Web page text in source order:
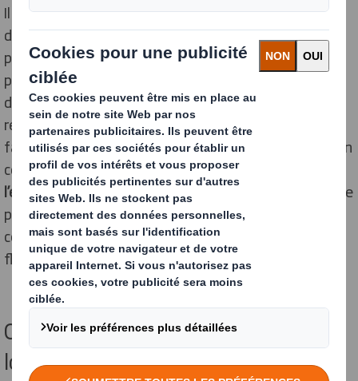
Il existe plusieurs niveaux d’emballages dans la chaîne
d’approvisionnement. Chaque couche contribue à
préserver la qualité des produits.L’emballage primaire
protège directement le contenu, comme c’est le cas
d’un paquet de gâteaux.L’emballage secondaire
regrouper plusieurs UVC, ou unités de vente, pour
faciliter les manutentions, comme c’est le cas du carton
contenant plusieurs paquets de gâteaux. Enfin,
l’emballage tertiairesert à conditionner un ensemble de
produits pour faciliter le transport et le stockage,
comme c’est le cas d’une palette ou d’un emballage
flexible tel qu’un film.
Optimisation de l’espace et de la
logistique